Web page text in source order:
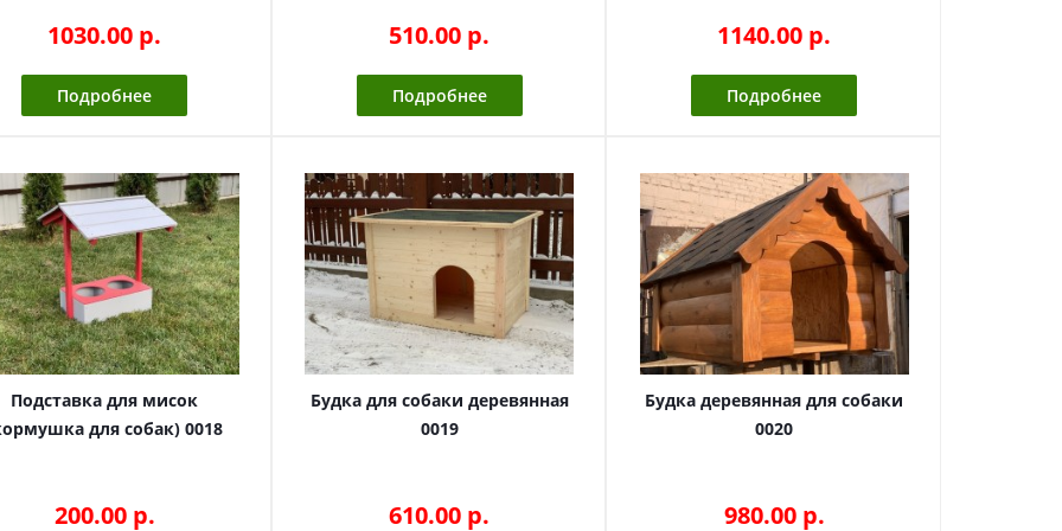
1030.00 p.
Подробнее
510.00 p.
Подробнее
1140.00 p.
Подробнее
Подставка для мисок
для собак) 0018
200.00 p.
Будка для собаки деревянная
0019
610.00 p.
Будка деревянная для собаки
0020
980.00 p.